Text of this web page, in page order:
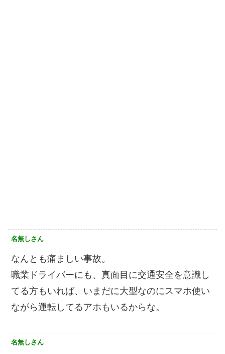
名無しさん
なんとも痛ましい事故。
職業ドライバーにも、真面目に交通安全を意識し
てる方もいれば、いまだに大型なのにスマホ使い
ながら運転してるアホもいるからな。
名無しさん